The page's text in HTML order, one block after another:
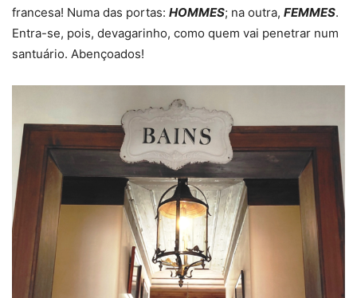
francesa! Numa das portas: HOMMES; na outra, FEMMES.
Entra-se, pois, devagarinho, como quem vai penetrar num
santuário. Abençoados!